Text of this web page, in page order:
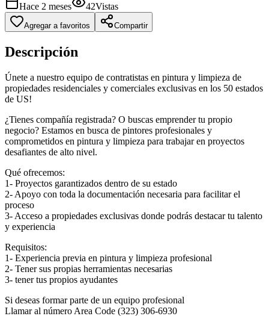
Hace 2 meses
42Vistas
Agregar a favoritos Compartir
Descripción
Únete a nuestro equipo de contratistas en pintura y limpieza de
propiedades residenciales y comerciales exclusivas en los 50 estados
de US!
¿Tienes compañía registrada? O buscas emprender tu propio
negocio? Estamos en busca de pintores profesionales y
comprometidos en pintura y limpieza para trabajar en proyectos
desafiantes de alto nivel.
Qué ofrecemos:
1- Proyectos garantizados dentro de su estado
2- Apoyo con toda la documentación necesaria para facilitar el
proceso
3- Acceso a propiedades exclusivas donde podrás destacar tu talento
y experiencia
Requisitos:
1- Experiencia previa en pintura y limpieza profesional
2- Tener sus propias herramientas necesarias
3- tener tus propios ayudantes
Si deseas formar parte de un equipo profesional
Llamar al número Area Code (323) 306-6930